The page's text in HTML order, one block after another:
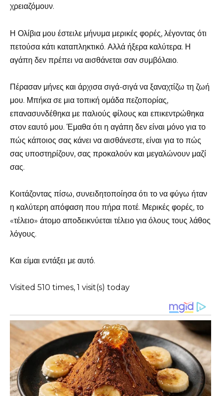
χρειαζόμουν.
Η Ολίβια μου έστειλε μήνυμα μερικές φορές, λέγοντας ότι
πετούσα κάτι καταπληκτικό. Αλλά ήξερα καλύτερα. Η
αγάπη δεν πρέπει να αισθάνεται σαν συμβόλαιο.
Πέρασαν μήνες και άρχισα σιγά-σιγά να ξαναχτίζω τη ζωή
μου. Μπήκα σε μια τοπική ομάδα πεζοπορίας,
επανασυνδέθηκα με παλιούς φίλους και επικεντρώθηκα
στον εαυτό μου. Έμαθα ότι η αγάπη δεν είναι μόνο για το
πώς κάποιος σας κάνει να αισθάνεστε, είναι για το πώς
σας υποστηρίζουν, σας προκαλούν και μεγαλώνουν μαζί
σας.
Κοιτάζοντας πίσω, συνειδητοποίησα ότι το να φύγω ήταν
η καλύτερη απόφαση που πήρα ποτέ. Μερικές φορές, το
«τέλειο» άτομο αποδεικνύεται τέλειο για όλους τους λάθος
λόγους.
Και είμαι εντάξει με αυτό.
Visited 510 times, 1 visit(s) today